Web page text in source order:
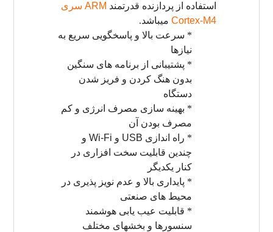
استفاده از پردازنده قدرتمند ARM سری
Cortex-M4 میباشد.
* سرعت بالا و پاسخگویی سریع به
نیازها
* پشتیبانی از برنامه های سنگین
بدون هنگ کردن و فریز شدن
دستگاه
* بهینه سازی مصرف انرژی و کم
مصرف بودن آن
* راه اندازی USB و Wi-Fi و
چندین قابلیت سخت افزاری در
کنار یکدیگر
* پایداری بالا و عدم نویز پذیری در
محیط های صنعتی
* قابلیت عیب یابی هوشمند
سنسورها و بخشهای مختلف